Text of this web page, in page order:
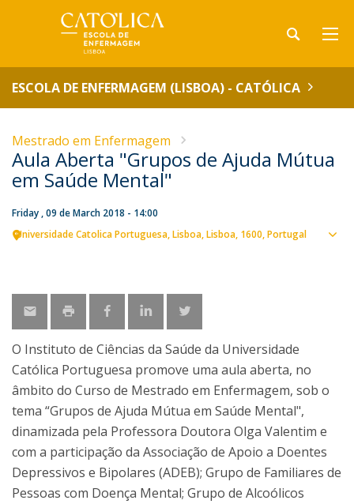
ESCOLA DE ENFERMAGEM (LISBOA) - CATÓLICA
Mestrado em Enfermagem
Aula Aberta "Grupos de Ajuda Mútua
em Saúde Mental"
Friday , 09 de March 2018 - 14:00
Universidade Catolica Portuguesa Lisboa Lisboa 1600 Portugal
O Instituto de Ciências da Saúde da Universidade
Católica Portuguesa promove uma aula aberta, no
âmbito do Curso de Mestrado em Enfermagem, sob o
tema “Grupos de Ajuda Mútua em Saúde Mental",
dinamizada pela Professora Doutora Olga Valentim e
com a participação da Associação de Apoio a Doentes
Depressivos e Bipolares (ADEB); Grupo de Familiares de
Pessoas com Doença Mental; Grupo de Alcoólicos